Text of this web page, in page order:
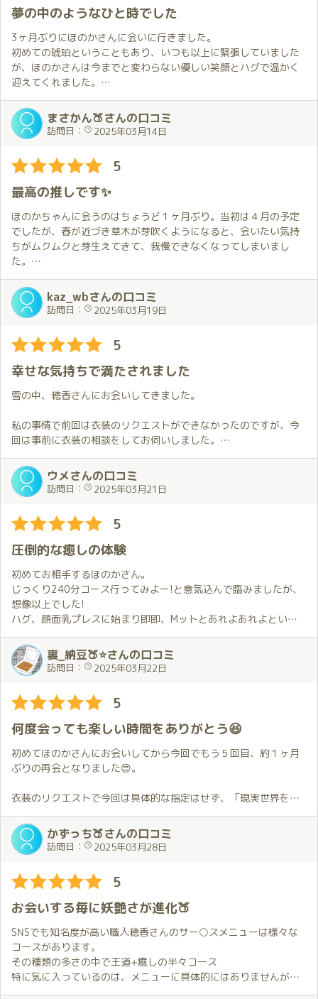
夢の中のようなひと時でした
3ヶ月ぶりにほのかさんに会いに行きました。
初めての琥珀ということもあり、いつも以上に緊張していました
が、ほのかさんは今までと変わらない優しい笑顔とハグで温かく
迎えてくれました。
鏡がいたる所にあり照明も明るい部屋のせいか、ほのかさんの綺
麗な肌がさらに輝いて見えました。また、少し短くなったショー
トカットが可愛い笑顔をより引き立てていました。
プレイでは部屋を効果的に使い、優しくリードしてもらいながら
も濃厚な内容で、身も心もたくさん癒してもらいました。
今回も夢のような楽しい時間があっという間に過ぎてしまいまし
た。この夢の続きを体験しにまた会いに行きます。
初めての琥珀でしたが、スタッフの方には店内はもちろん電話か
ら送迎まで丁寧に対応していただき、ありがとうございました。
まさかん🍑さんの口コミ
訪問日： 2025年03月14日
5
最高の推しです✨
ほのかちゃんに会うのはちょうど１ヶ月ぶり。当初は４月の予定
でしたが、春が近づき草木が芽吹くようになると、会いたい気持
ちがムクムクと芽生えてきて、我慢できなくなってしまいまし
た。
そうです。いつもの前倒しです。
今日の衣装は黒レース。事前の打ち合わせの時、白と黒を提示さ
れ、よりセクシーな黒を選んだのですが、ほのかちゃんからは
「そうだと思った」と一言。僕の好みまですっかりお見通しで、
なんかうれしい💕
当日は花粉症の影響で若干の寝不足。でも、ほのかちゃんの満面
の笑みと黒レースの想像以上のセクシーさにバチッとお目覚め！
そして部屋に入ると熱い抱擁。
い💕
ギュッとしてもらうと自分が浄化されていく気がするんだよね❗️
ほのかちゃんには本当に癒されてます😊
そして、その後はあんなことやこんなこと。今回は僕に花粉症の
気配を感じたのか、所々で気遣いをしてくれました。そのおもて
なしがまたうれしい💕
また、最近頑張ってるYouTubeの話などおしゃべりも楽しかっ
た。
毎回のことですが、本当に充実した時間でした。
２月３月は推し活三昧でした。
ライヴにお笑い、そしてほのかちゃん💕
推しと同じ空間でいることは至上の喜びです。なかでも、ほのか
ちゃんは触れることが出来る推し✨僕の一押しです✨✨
毎回思いますが、本当に貴重で、出会えたことが本当にありがた
いし、感謝したい💕
これからも推し続けることを誓います✨
kaz_wbさんの口コミ
訪問日： 2025年03月19日
5
幸せな気持ちで満たされました
雪の中、穂香さんにお会いしてきました。
私の事情で前回は衣装のリクエストができなかったのですが、今
回は事前に衣装の相談をしてお伺いしました。
新しくYouTubeを始めたこともあって忙しいはずなのにリクエス
トに快く対応していただけました。
試してみたいことがあったので先月とは少し違う感じの私服をお
願いしたのですが希望した通りの衣装で嬉しかったです。
寒い日だからなのか、この日の穂香さんの手はいつもより温かく
感じました。
私服の可愛い穂香さんが温かい手で優しくハグしてくれるととて
も幸せな気持ちで満たされます。
そのようなこともあって今回は最初に案内してくれた場所から移
動できないまま…。
お伺いした日は東京で雪が降るような天候でしたが、穂香さんの
様々な気遣いで快適に過ごすことが出来ました。
技術もホスピタリティも素晴らしい穂香さんと一緒に過ごす時間
は楽しくて本当に特別です。
お伺いする度に穂香さんとお会いできてよかったと感じます。
ポイントもちょっとずつ貯まっているみたいなので少し長い時間
でゆっくり過ごす機会も作りたいと思います。
4月の予定は既にお伝えしているので、その日が来るのを楽しみに
しています。
ウメさんの口コミ
訪問日： 2025年03月21日
5
圧倒的な癒しの体験
初めてお相手するほのかさん。
じっくり240分コース行ってみよー!と意気込んで臨みましたが、
想像以上でした!
ハグ、顔面乳プレスに始まり即即、Mットとあれよあれよという
間に昇天の連続。
軽く休憩をはさんだ後はほのかさんによるク〇ニ、手〇ン講座を
はじめ、私がやりたかったあらゆる体制、プ〇イにともにチャレ
ンジしてくださり、とてもホスピタリティにあふれた方だな～と
感じて更に昇天。
夢のような時間を過ごすことができました。絶対リピートします!
裏_納豆🍑⭐さんの口コミ
訪問日： 2025年03月22日
5
何度会っても楽しい時間をありがとう😆
初めてほのかさんにお会いしてから今回でもう５回目、約１ヶ月
ぶりの再会となりました😍。
衣装のリクエストで今回は具体的な指定はせず、「現実世界を忘
れられる様なもの」という抽象的なお願いをしましたが、ほのか
さんは自分の想像を超える衣装で応えてくれました😲。
その衣装の非日常感にドキドキしちゃいました💓。
その後のお部屋でのハグから始まるプ〇イの詳細については割愛
しますが、今回もほのかさんのホスピタリティに溢れたサー〇ス
で終始夢心地でした🥰。
自分的にはそんなほのかさんを最初にお会いした時より見つめる
事が出来た様な気がします😄。
プ〇イ中以外の時間での会話も、こちらからの何気無い話はもち
ろん心情を吐露した様な話にもちゃんと返してくれて癒されまし
た😌。
かずっち🍑さんの口コミ
訪問日： 2025年03月28日
5
お会いする毎に妖艶さが進化🍑
SNSでも知名度が高い職人穂香さんのサー○スメニューは様々な
コースがあります。
その種類の多さの中で王道+癒しの半々コース
特に気に入っているのは、メニューに具体的にはありませんが、
その時の感覚で見つけてくれるおもてなしと癒しのホスピタリテ